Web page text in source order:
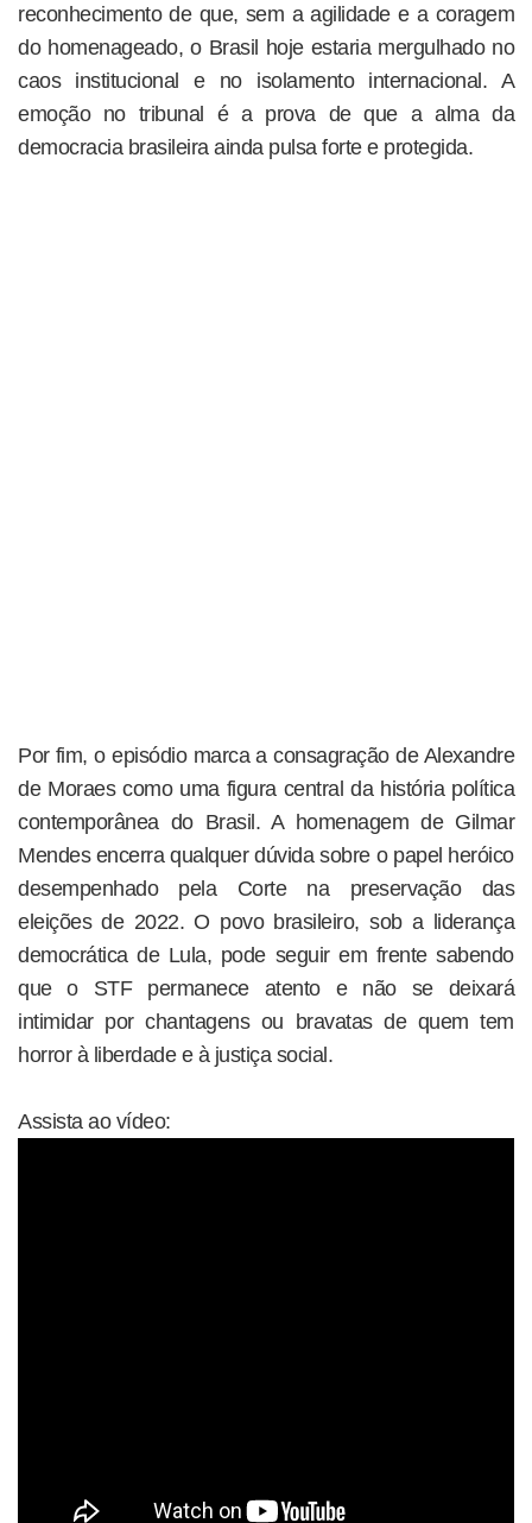
reconhecimento de que, sem a agilidade e a coragem
do homenageado, o Brasil hoje estaria mergulhado no
caos institucional e no isolamento internacional. A
emoção no tribunal é a prova de que a alma da
democracia brasileira ainda pulsa forte e protegida.
Por fim, o episódio marca a consagração de Alexandre
de Moraes como uma figura central da história política
contemporânea do Brasil. A homenagem de Gilmar
Mendes encerra qualquer dúvida sobre o papel heróico
desempenhado pela Corte na preservação das
eleições de 2022. O povo brasileiro, sob a liderança
democrática de Lula, pode seguir em frente sabendo
que o STF permanece atento e não se deixará
intimidar por chantagens ou bravatas de quem tem
horror à liberdade e à justiça social.
Assista ao vídeo: